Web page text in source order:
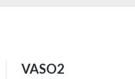
VASO2